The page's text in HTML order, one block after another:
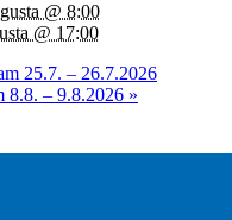
@ 8:00
@ 17:00
25.7. – 26.7.2026
8.8. – 9.8.2026 »